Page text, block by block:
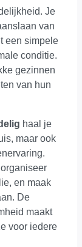
Je
van
een simpele
conditie.
gezinnen
van hun
haal je
maar ook
en maak
De
maakt
voor iedere